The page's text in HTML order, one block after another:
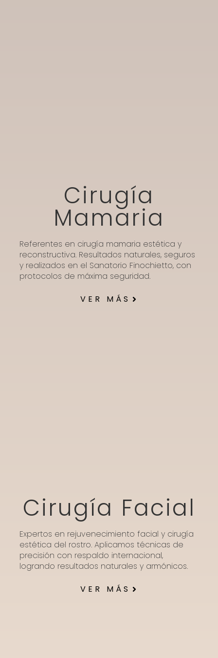
Cirugía
Mamaria
Referentes en cirugía mamaria estética y
reconstructiva. Resultados naturales, seguros
y realizados en el Sanatorio Finochietto, con
protocolos de máxima seguridad.
VER MÁS
Cirugía Facial
Expertos en rejuvenecimiento facial y cirugía
estética del rostro. Aplicamos técnicas de
precisión con respaldo internacional,
logrando resultados naturales y armónicos.
VER MÁS